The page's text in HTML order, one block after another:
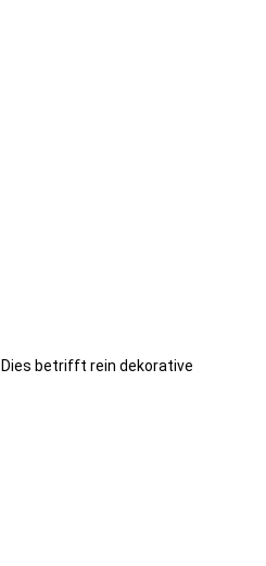
betrifft rein dekorative